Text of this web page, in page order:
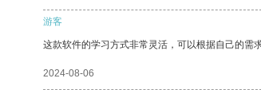
游客
这款软件的学习方式非常灵活，可以根据自己的需
2024-08-06